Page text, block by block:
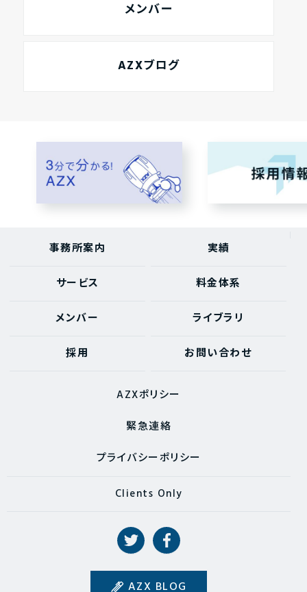
メンバー
AZXブログ
事務所案内 実績
サービス 料金体系
メンバー ライブラリ
採用 お問い合わせ
AZXポリシー
緊急連絡
プライバシーポリシー
Clients Only
AZX BLOG